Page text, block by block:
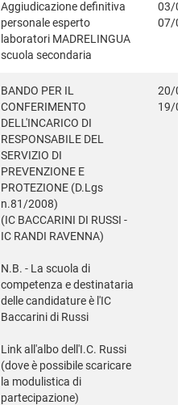
Aggiudicazione definitiva
personale esperto
laboratori MADRELINGUA
scuola secondaria
03/
07/
BANDO PER IL
CONFERIMENTO
DELL'INCARICO DI
RESPONSABILE DEL
SERVIZIO DI
PREVENZIONE E
PROTEZIONE (D.Lgs
n.81/2008)
(IC BACCARINI DI RUSSI -
IC RANDI RAVENNA)
N.B. - La scuola di
competenza e destinataria
delle candidature è l'IC
Baccarini di Russi
Link all'albo dell'I.C. Russi
(dove è possibile scaricare
la modulistica di
partecipazione)
20/
19/